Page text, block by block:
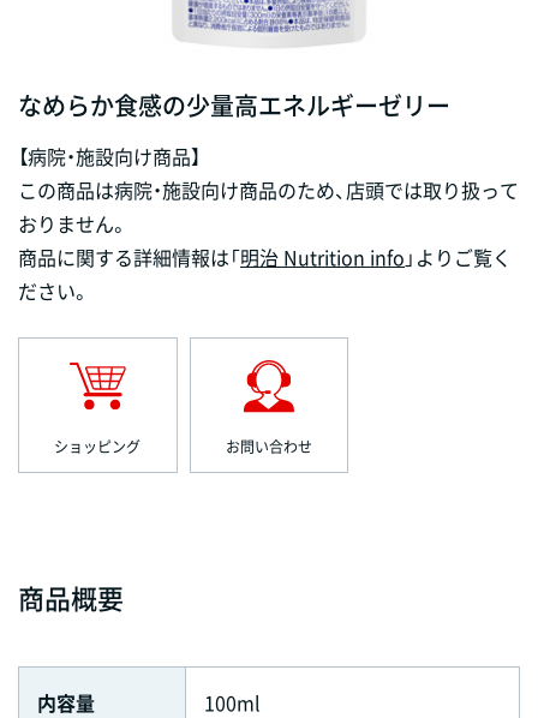
なめらか食感の少量高エネルギーゼリー
【病院・施設向け商品】
この商品は病院・施設向け商品のため、店頭では取り扱って
おりません。
商品に関する詳細情報は「明治 Nutrition info 」よりご覧く
ださい。
ショッピング お問い合わせ
商品概要
内容量 100ml